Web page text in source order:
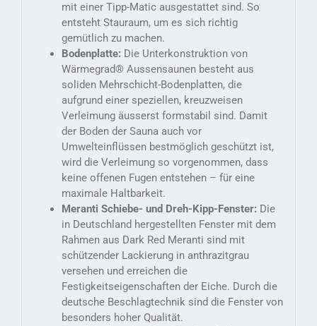
mit einer Tipp-Matic ausgestattet sind. So
entsteht Stauraum, um es sich richtig
gemütlich zu machen.
Bodenplatte: Die Unterkonstruktion von
Wärmegrad® Aussensaunen besteht aus
soliden Mehrschicht-Bodenplatten, die
aufgrund einer speziellen, kreuzweisen
Verleimung äusserst formstabil sind. Damit
der Boden der Sauna auch vor
Umwelteinflüssen bestmöglich geschützt ist,
wird die Verleimung so vorgenommen, dass
keine offenen Fugen entstehen – für eine
maximale Haltbarkeit.
Meranti Schiebe- und Dreh-Kipp-Fenster: Die
in Deutschland hergestellten Fenster mit dem
Rahmen aus Dark Red Meranti sind mit
schützender Lackierung in anthrazitgrau
versehen und erreichen die
Festigkeitseigenschaften der Eiche. Durch die
deutsche Beschlagtechnik sind die Fenster von
besonders hoher Qualität.